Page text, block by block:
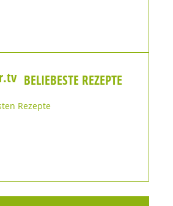
BELIEBESTE REZEPTE